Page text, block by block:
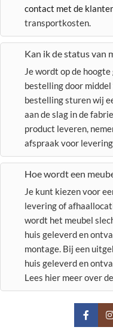
contact met de
transportkosten.
Kan ik de status van
Je wordt op de
bestelling door
bestelling sturen wij
aan de slag in de
product leveren,
afspraak voor
Hoe wordt een
Je kunt kiezen voor
levering of
wordt het meubel
huis geleverd en
montage. Bij een
huis geleverd en
Lees hier meer over de